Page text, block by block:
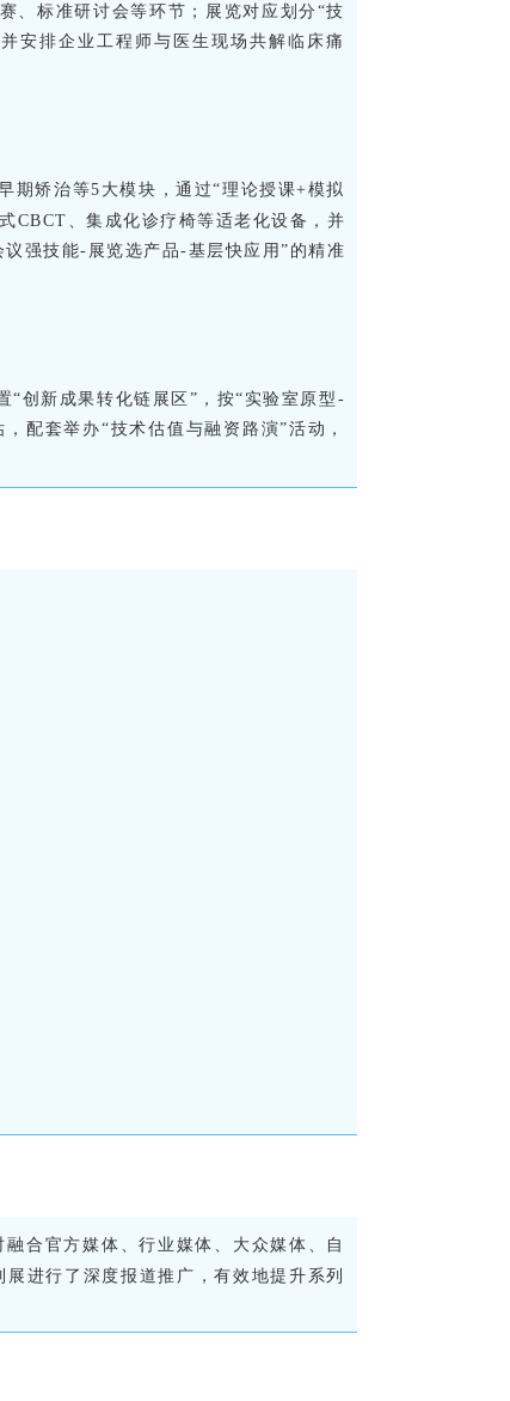
、标准研讨会等环节；展览对应划分“技
安排企业工程师与医生现场共解临床痛
期矫治等5大模块，通过“理论授课+模拟
CBCT、集成化诊疗椅等适老化设备，并
强技能-展览选产品-基层快应用”的精准
“创新成果转化链展区”，按“实验室原型-
配套举办“技术估值与融资路演”活动，
合官方媒体、行业媒体、大众媒体、自
进行了深度报道推广，有效地提升系列